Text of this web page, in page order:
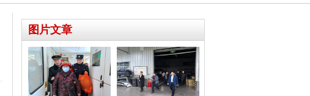
图片文章